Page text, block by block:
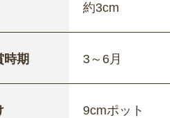
約3cm
時期 3～6月
9cmポット